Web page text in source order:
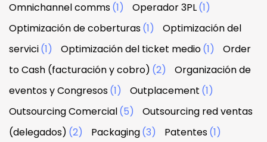
Omnichannel comms(1) Operador 3PL(1)
Optimización de coberturas(1)
Optimización del
servici(1) Optimización del ticket medio(1)
Order
to Cash (facturación y cobro) (2)
Organización de
eventos y Congresos(1) Outplacement (1)
Outsourcing Comercial(5)
Outsourcing red ventas
(delegados) (2) Packaging(3) Patentes(1)